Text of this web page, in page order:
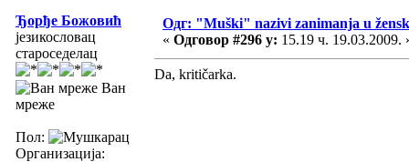
Ђорђе Божовић
језикословац
староседелац
Ван
мреже
Пол:
Организација:
Одг: "Muški" nazivi zanimanja u
« Одговор #296 у: 15.19 ч. 19.03.2009.
Da, kritičarka.